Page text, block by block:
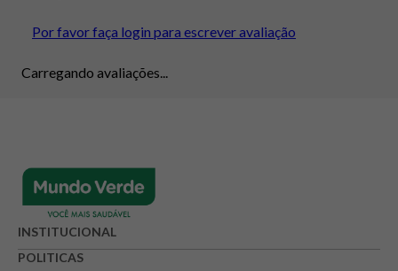
Por favor faça login para escrever avaliação
Carregando avaliações...
INSTITUCIONAL
POLITICAS